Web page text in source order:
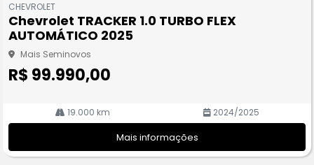
pa
rtil
he
CHEVROLET
Chevrolet TRACKER 1.0 TURBO FLEX
AUTOMÁTICO 2025
Mais Seminovos
R$ 99.990,00
19.000 km 2024/2025
Mais informações